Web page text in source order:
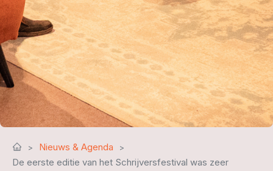
Nieuws & Agenda
De eerste editie van het Schrijversfestival was zeer